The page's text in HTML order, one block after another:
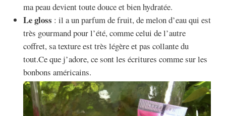
ma peau devient toute douce et bien hydratée.
Le gloss : il a un parfum de fruit, de melon d’eau qui est
très gourmand pour l’été, comme celui de l’autre
coffret, sa texture est très légère et pas collante du
tout.Ce que j’adore, ce sont les écritures comme sur les
bonbons américains.